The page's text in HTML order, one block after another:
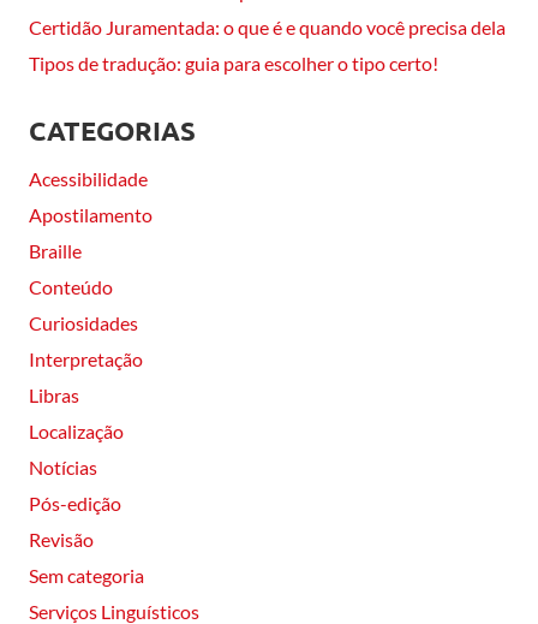
Certidão Juramentada: o que é e quando você precisa dela
Tipos de tradução: guia para escolher o tipo certo!
CATEGORIAS
Acessibilidade
Apostilamento
Braille
Conteúdo
Curiosidades
Interpretação
Libras
Localização
Notícias
Pós-edição
Revisão
Sem categoria
Serviços Linguísticos